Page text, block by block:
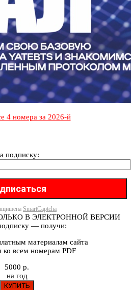
4 номера за 2026-й
подписку:
SmartCaptcha
В ЭЛЕКТРОННОЙ ВЕРСИИ
— получи:
материалам сайта
ко всем номерам PDF
5000 р.
на год